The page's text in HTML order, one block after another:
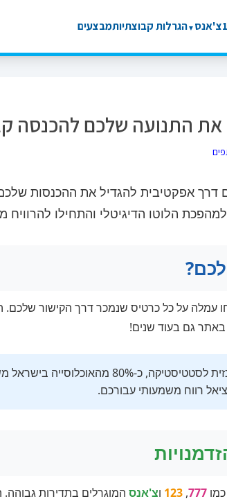
צ'אנס ▼הגרלות קבוצתיותמבצעים
התנועה שלכם להכנסה
אפקטיבית להגדיל את ההכנסות
הלוטו הדיגיטלי והתחילו להרוויח
גם בעוד שנים!
רווח משמעותי עבורכם.
כמו777
,
123 וצ'אנס המוגרלים בתדירות